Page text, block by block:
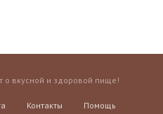
о вкусной и здоровой пище!
Контакты Помощь